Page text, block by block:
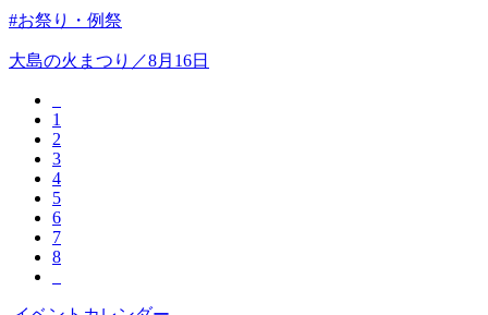
#お祭り・例祭
大島の火まつり／8月16日
1
2
3
4
5
6
7
8